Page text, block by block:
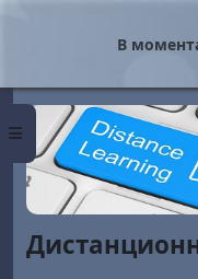
Страничен панел
В